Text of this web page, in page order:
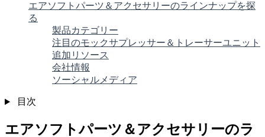
エアソフトパーツ＆アクセサリーのラインナップを探
る
製品カテゴリー
注目のモックサプレッサー＆トレーサーユニット
追加リソース
会社情報
ソーシャルメディア
目次
エアソフトパーツ＆アクセサリーのラ